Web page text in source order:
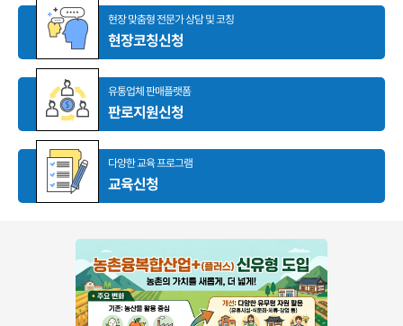
현장 맞춤형 전문가 상담 및 코칭
현장코칭신청
유통업체 판매플랫폼
판로지원신청
다양한 교육 프로그램
교육신청